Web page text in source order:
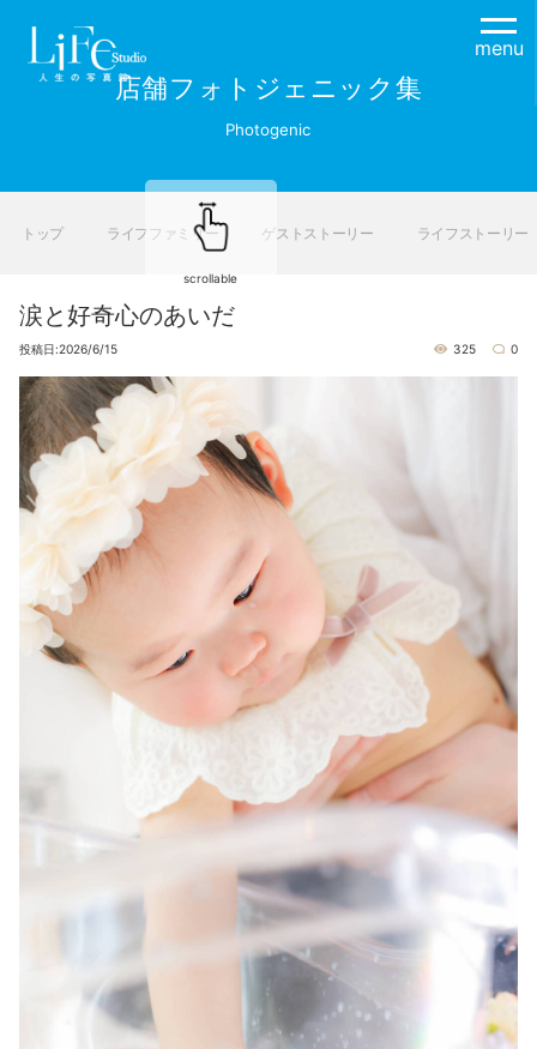
menu
店舗フォトジェニック集
Photogenic
トップ ライフファミリー ゲストストーリー ライフストーリー
涙と好奇心のあいだ
投稿日:2026/6/15 325 0